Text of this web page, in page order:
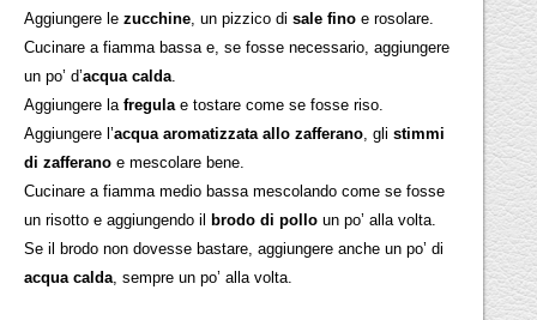
Aggiungere lezucchine, un pizzico disale fino e rosolare.
Cucinare a fiamma bassa e, se fosse necessario, aggiungere
un po’ d’acqua calda.
Aggiungere lafregulae tostare come se fosse riso.
Aggiungere l’acqua aromatizzata allo zafferano, glistimmi
di zafferano e mescolare bene.
Cucinare a fiamma medio bassa mescolando come se fosse
un risotto e aggiungendo il
brodo di pollo un po’ alla volta.
Se il brodo non dovesse bastare, aggiungere anche un po’ di
acqua calda, sempre un po’ alla volta.